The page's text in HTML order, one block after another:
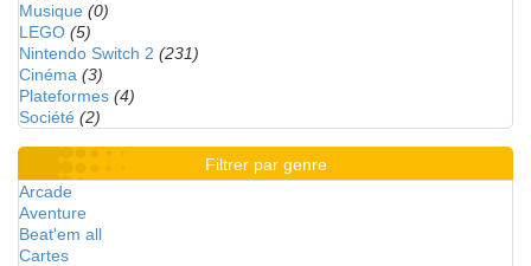
Musique (0)
LEGO (5)
Nintendo Switch 2 (231)
Cinéma (3)
Plateformes (4)
Société (2)
Filtrer par genre
Arcade
Aventure
Beat'em all
Cartes